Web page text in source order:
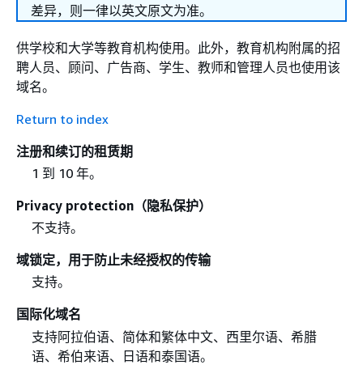
差异，则一律以英文原文为准。
供学校和大学等教育机构使用。此外，教育机构附属的招
聘人员、顾问、广告商、学生、教师和管理人员也使用该
域名。
Return to index
注册和续订的租赁期
1 到 10 年。
Privacy protection（隐私保护）
不支持。
域锁定，用于防止未经授权的传输
支持。
国际化域名
支持阿拉伯语、简体和繁体中文、西里尔语、希腊
语、希伯来语、日语和泰国语。